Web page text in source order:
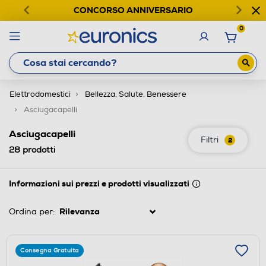
CONCORSO ANNIVERSARIO
0
Elettrodomestici
Bellezza, Salute, Benessere
Asciugacapelli
Filtri 2
Asciugacapelli
28 prodotti
Informazioni sui prezzi e prodotti visualizzati
Ordina per:
Consegna Gratuita